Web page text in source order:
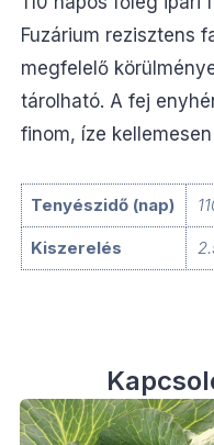
Fuzárium rezisztens
megfelelő
tárolható. A fej
finom, íze
Tenyészidő (nap)
Kiszerelés